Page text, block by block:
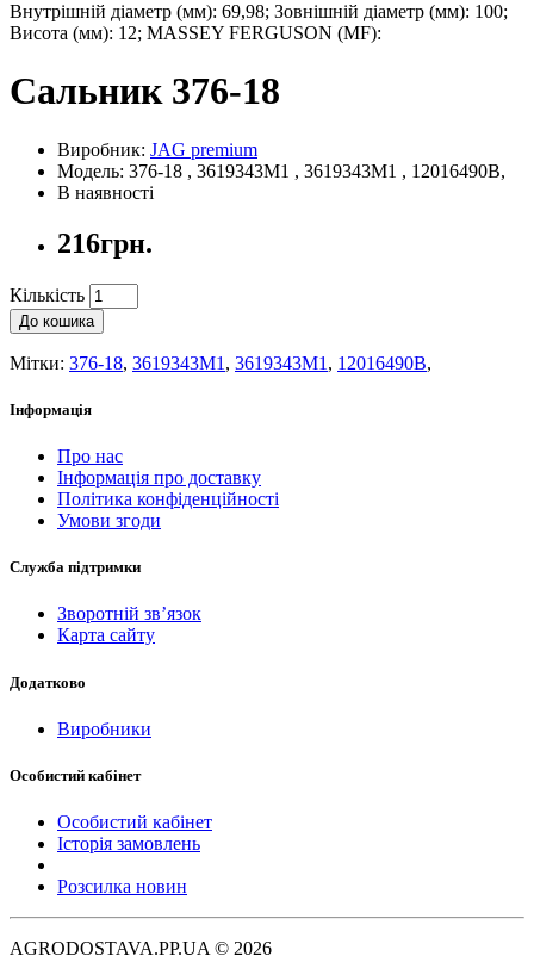
Внутрішній діаметр (мм): 69,98; Зовнішній діаметр (мм): 100;
Висота (мм): 12; MASSEY FERGUSON (MF):
Сальник 376-18
Виробник: JAG premium
Модель: 376-18 , 3619343M1 , 3619343M1 , 12016490B,
В наявності
216грн.
Кількість
До кошика
Мітки: 376-18, 3619343M1 , 3619343M1 , 12016490B,
Інформація
Про нас
Інформація про доставку
Політика конфіденційності
Умови згоди
Служба підтримки
Зворотній зв’язок
Карта сайту
Додатково
Виробники
Особистий кабінет
Особистий кабінет
Історія замовлень
Розсилка новин
AGRODOSTAVA.PP.UA © 2026